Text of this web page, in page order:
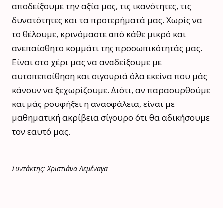
αποδείξουμε την αξία μας, τις ικανότητες, τις
δυνατότητες και τα προτερήματά μας. Χωρίς να
το θέλουμε, κρινόμαστε από κάθε μικρό και
ανεπαίσθητο κομμάτι της προσωπικότητάς μας.
Είναι στο χέρι μας να αναδείξουμε με
αυτοπεποίθηση και σιγουριά όλα εκείνα που μάς
κάνουν να ξεχωρίζουμε. Διότι, αν παρασυρθούμε
και μάς ρουφήξει η ανασφάλεια, είναι με
μαθηματική ακρίβεια σίγουρο ότι θα αδικήσουμε
τον εαυτό μας.
Συντάκτης: Χριστιάνα Δεμέναγα